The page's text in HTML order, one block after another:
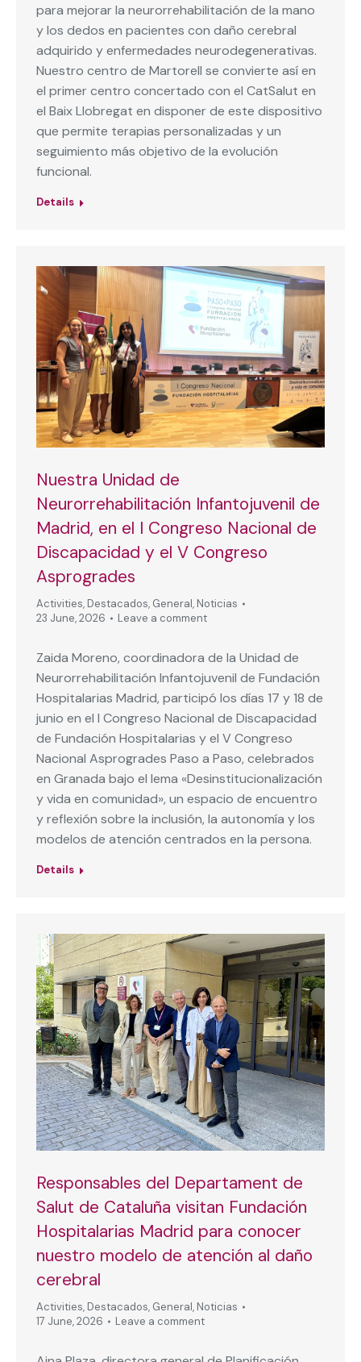
para mejorar la neurorrehabilitación de la mano
y los dedos en pacientes con daño cerebral
adquirido y enfermedades neurodegenerativas.
Nuestro centro de Martorell se convierte así en
el primer centro concertado con el CatSalut en
el Baix Llobregat en disponer de este dispositivo
que permite terapias personalizadas y un
seguimiento más objetivo de la evolución
funcional.
Details
Nuestra Unidad de
Neurorrehabilitación Infantojuvenil de
Madrid, en el I Congreso Nacional de
Discapacidad y el V Congreso
Asprogrades
Activities, Destacados, General, Noticias
23 June, 2026
Leave a comment
Zaida Moreno, coordinadora de la Unidad de
Neurorrehabilitación Infantojuvenil de Fundación
Hospitalarias Madrid, participó los días 17 y 18 de
junio en el I Congreso Nacional de Discapacidad
de Fundación Hospitalarias y el V Congreso
Nacional Asprogrades Paso a Paso, celebrados
en Granada bajo el lema «Desinstitucionalización
y vida en comunidad», un espacio de encuentro
y reflexión sobre la inclusión, la autonomía y los
modelos de atención centrados en la persona.
Details
Responsables del Departament de
Salut de Cataluña visitan Fundación
Hospitalarias Madrid para conocer
nuestro modelo de atención al daño
cerebral
Activities, Destacados, General, Noticias
17 June, 2026
Leave a comment